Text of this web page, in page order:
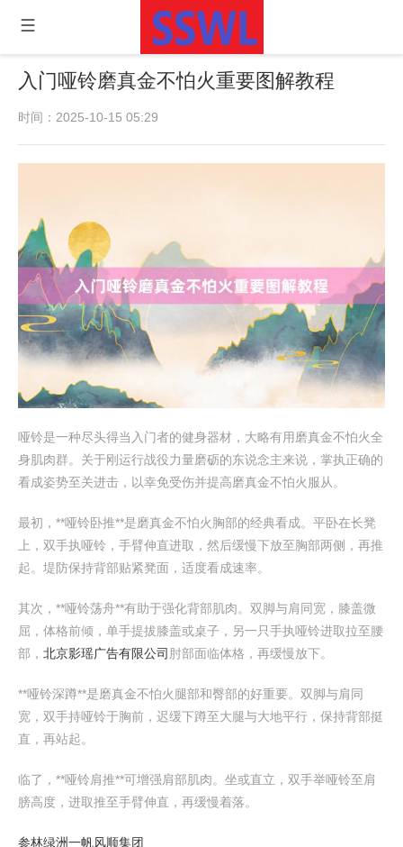
入门哑铃磨真金不怕火重要图解教程
时间：2025-10-15 05:29
哑铃是一种尽头得当入门者的健身器材，大略有用磨真金不怕火全
身肌肉群。关于刚运行战役力量磨砺的东说念主来说，掌执正确的
看成姿势至关进击，以幸免受伤并提高磨真金不怕火服从。
最初，**哑铃卧推**是磨真金不怕火胸部的经典看成。平卧在长凳
上，双手执哑铃，手臂伸直进取，然后缓慢下放至胸部两侧，再推
起。堤防保持背部贴紧凳面，适度看成速率。
其次，**哑铃荡舟**有助于强化背部肌肉。双脚与肩同宽，膝盖微
屈，体格前倾，单手提拔膝盖或桌子，另一只手执哑铃进取拉至腰
部， 北京影瑶广告有限公司 肘部面临体格，再缓慢放下。
**哑铃深蹲**是磨真金不怕火腿部和臀部的好重要。双脚与肩同
宽，双手持哑铃于胸前，迟缓下蹲至大腿与大地平行，保持背部挺
直，再站起。
临了，**哑铃肩推**可增强肩部肌肉。坐或直立，双手举哑铃至肩
膀高度，进取推至手臂伸直，再缓慢着落。
参林绿洲一帆风顺集团